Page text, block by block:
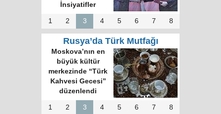
İnsiyatifler
1 2 3 4 5 6 7 8
Rusya’da Türk Mutfağı
Moskova’nın en
büyük kültür
merkezinde “Türk
Kahvesi Gecesi”
düzenlendi
1 2 3 4 5 6 7 8